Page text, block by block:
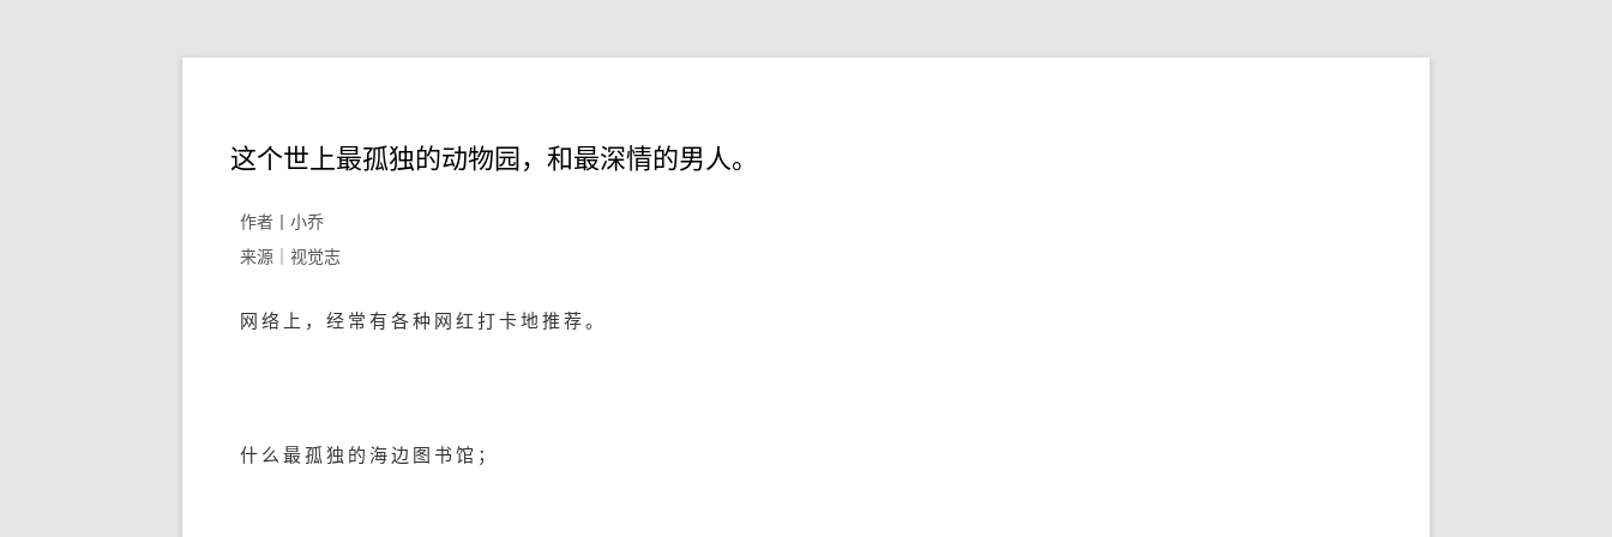
这个世上最孤独的动物园，和最深情的男人。
作者丨小乔
来源｜视觉志
网络上，经常有各种网红打卡地推荐。
什么最孤独的海边图书馆；